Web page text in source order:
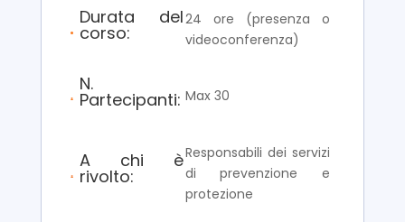
Durata del
corso:
24 ore (presenza o
videoconferenza)
N.
Partecipanti: Max 30
A chi è
rivolto:
Responsabili dei servizi
di prevenzione e
protezione